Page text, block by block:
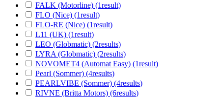
FALK (Motorline) (1result)
FLO (Nice) (1result)
FLO-RE (Nice) (1result)
L11 (UK) (1result)
LEO (Globmatic) (2results)
LYRA (Globmatic) (2results)
NOVOMET4 (Automat Easy) (1result)
Pearl (Sommer) (4results)
PEARLVIBE (Sommer) (4results)
RIVNE (Britta Motors) (6results)